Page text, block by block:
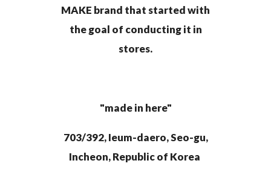
MAKE brand that started with
the goal of conducting it in
stores.
"made in here"
703/392, Ieum-daero, Seo-gu,
Incheon, Republic of Korea